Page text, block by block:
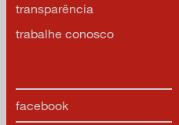
facebook
transparência
trabalhe conosco